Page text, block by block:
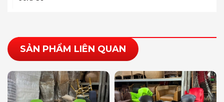
SẢN PHẨM LIÊN QUAN